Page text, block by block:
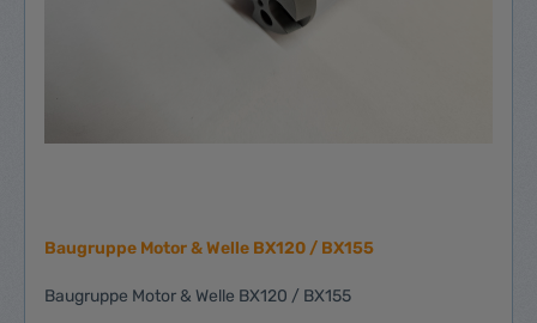
Baugruppe Motor & Welle BX120 / BX155
Baugruppe Motor & Welle BX120 / BX155